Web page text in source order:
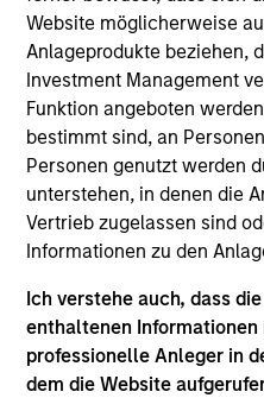
Website möglicherweise
Anlageprodukte beziehen,
Investment Management
Funktion angeboten
bestimmt sind, an
Personen genutzt werden
unterstehen, in denen die
Vertrieb zugelassen sind
Informationen zu den
Ich verstehe auch, dass
enthaltenen
professionelle Anleger in
dem die Website
Wertpapieren („OGAW“).
Anträge auf Anteile an den
werden, wenn der aktuelle
Information Document
Information Document
Halbjahresbericht
Dokumente, die in Ihrer
https://
verfügbar sind oder
Morgan Stanley Investment
Senningerberg, R.C.S.
Informationen in Bezug auf
Fonds und die
finden Sie auf der oben